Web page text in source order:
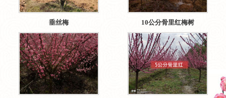
垂丝梅 10公分骨里红梅树